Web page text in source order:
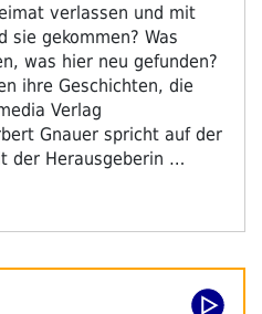
verlassen und mit
sie gekommen? Was
was hier neu gefunden?
ihre Geschichten, die
Verlag
Gnauer spricht auf der
der Herausgeberin …